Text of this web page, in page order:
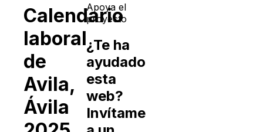
Calendario
laboral
de
Avila,
Ávila
Apoya el
proyecto
¿Te ha
ayudado
esta
web?
Invítame